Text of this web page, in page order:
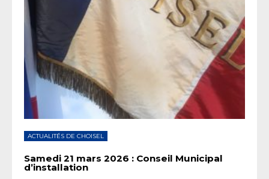
ACTUALITÉS DE CHOISEL
Samedi 21 mars 2026 : Conseil Municipal
d’installation